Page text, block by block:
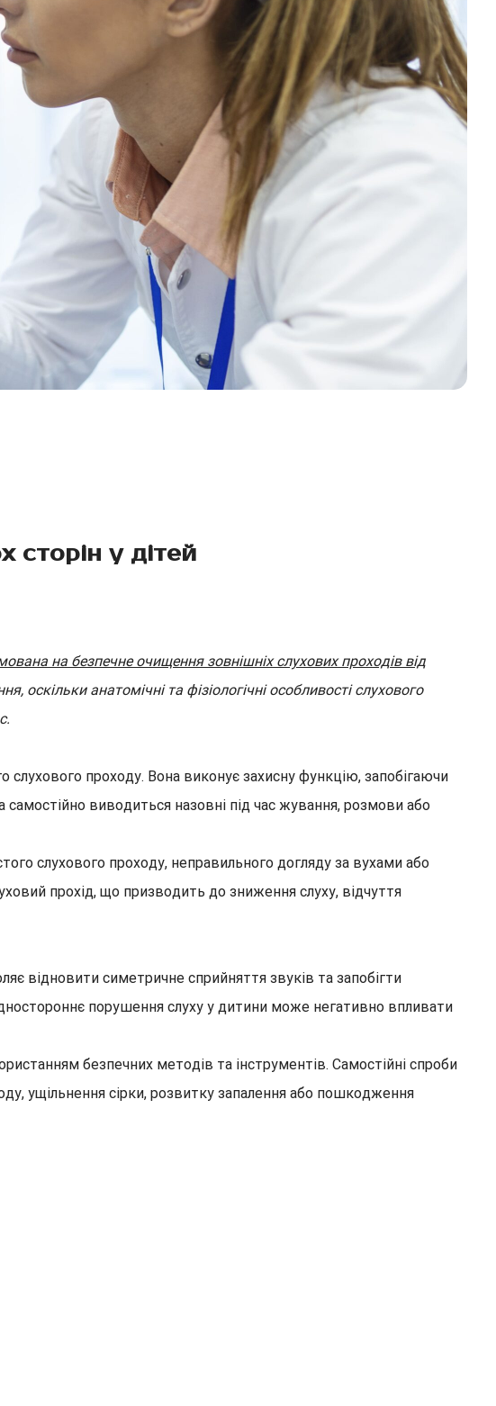
сторін у дітей
на безпечне очищення зовнішніх слухових проходів від
оскільки анатомічні та фізіологічні особливості слухового
проходу. Вона виконує захисну функцію, запобігаючи
самостійно виводиться назовні під час жування, розмови або
слухового проходу, неправильного догляду за вухами або
прохід, що призводить до зниження слуху, відчуття
відновити симетричне сприйняття звуків та запобігти
порушення слуху у дитини може негативно впливати
безпечних методів та інструментів. Самостійні спроби
ущільнення сірки, розвитку запалення або пошкодження